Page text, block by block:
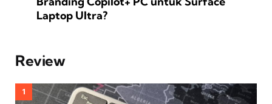
Laptop Ultra?
Review